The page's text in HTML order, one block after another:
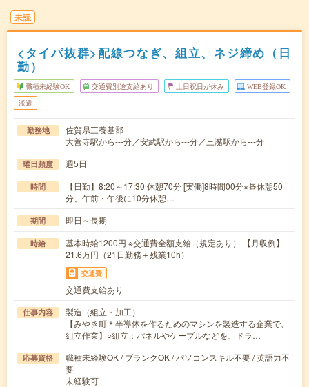
未読
<タイパ抜群>配線つなぎ、組立、ネジ締め（日
勤）
職種未経験OK 交通費別途支給あり 土日祝日が休み WEB登録OK
派遣
勤務地
佐賀県三養基郡
大善寺駅から---分／安武駅から---分／三潴駅から---分
曜日頻度 週5日
時間
【日勤】8:20～17:30 休憩70分 [実働]8時間00分※昼休憩50
分、午前・午後に10分休憩…
期間 即日～長期
時給
基本時給1200円 ※交通費全額支給（規定あり） 【月収例】
21.6万円（21日勤務＋残業10h）
交通費
交通費支給あり
仕事内容
製造（組立・加工）
【みやき町＊半導体を作るためのマシンを製造する企業で、
組立作業】○組立：パネルやケーブルなどを、ドラ…
応募資格
職種未経験OK / ブランクOK / パソコンスキル不要 / 英語力不
要
未経験可